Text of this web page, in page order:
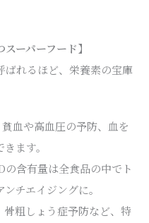
ーパーフード】
ばれるほど、栄養素の宝庫
血や高血圧の予防、血を
ます。
含有量は全食品の中でト
チエイジングに。
粗しょう症予防など、特